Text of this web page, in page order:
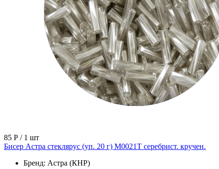
85 Р / 1 шт
Бисер Астра стеклярус (уп. 20 г) М0021Т серебрист. кручен.
Бренд: Астра (КНР)